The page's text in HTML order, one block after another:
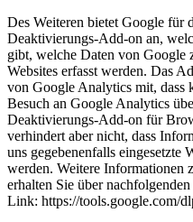
Des Weiteren bietet Google für
Deaktivierungs-Add-on an,
gibt, welche Daten von Google
Websites erfasst werden. Das
von Google Analytics mit, dass
Besuch an Google Analytics
Deaktivierungs-Add-on für
verhindert aber nicht, dass
uns gegebenenfalls eingesetzte
werden. Weitere Informationen
erhalten Sie über nachfolgenden
Link: https://tools.google.com/